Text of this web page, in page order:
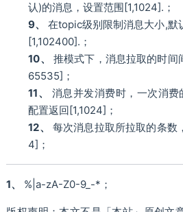
认)的消息，设置范围[1,1024].；
9、
在topic级别限制消息大小,默
[1,102400].；
10、
推模式下，消息拉取的时
65535]；
11、
消息并发消费时，一次消费
配置返回[1,1024]；
12、
每次消息拉取所拉取的条数
4]；
1、 %|a-zA-Z0-9_-*︎；